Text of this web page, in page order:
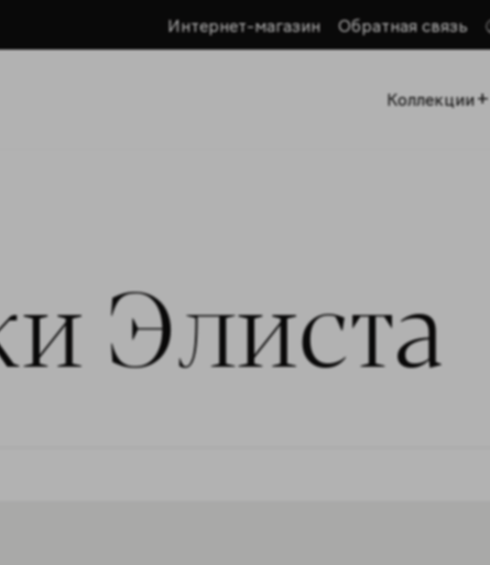
Интернет-магазин Обратная связь
Коллекции+
Элиста